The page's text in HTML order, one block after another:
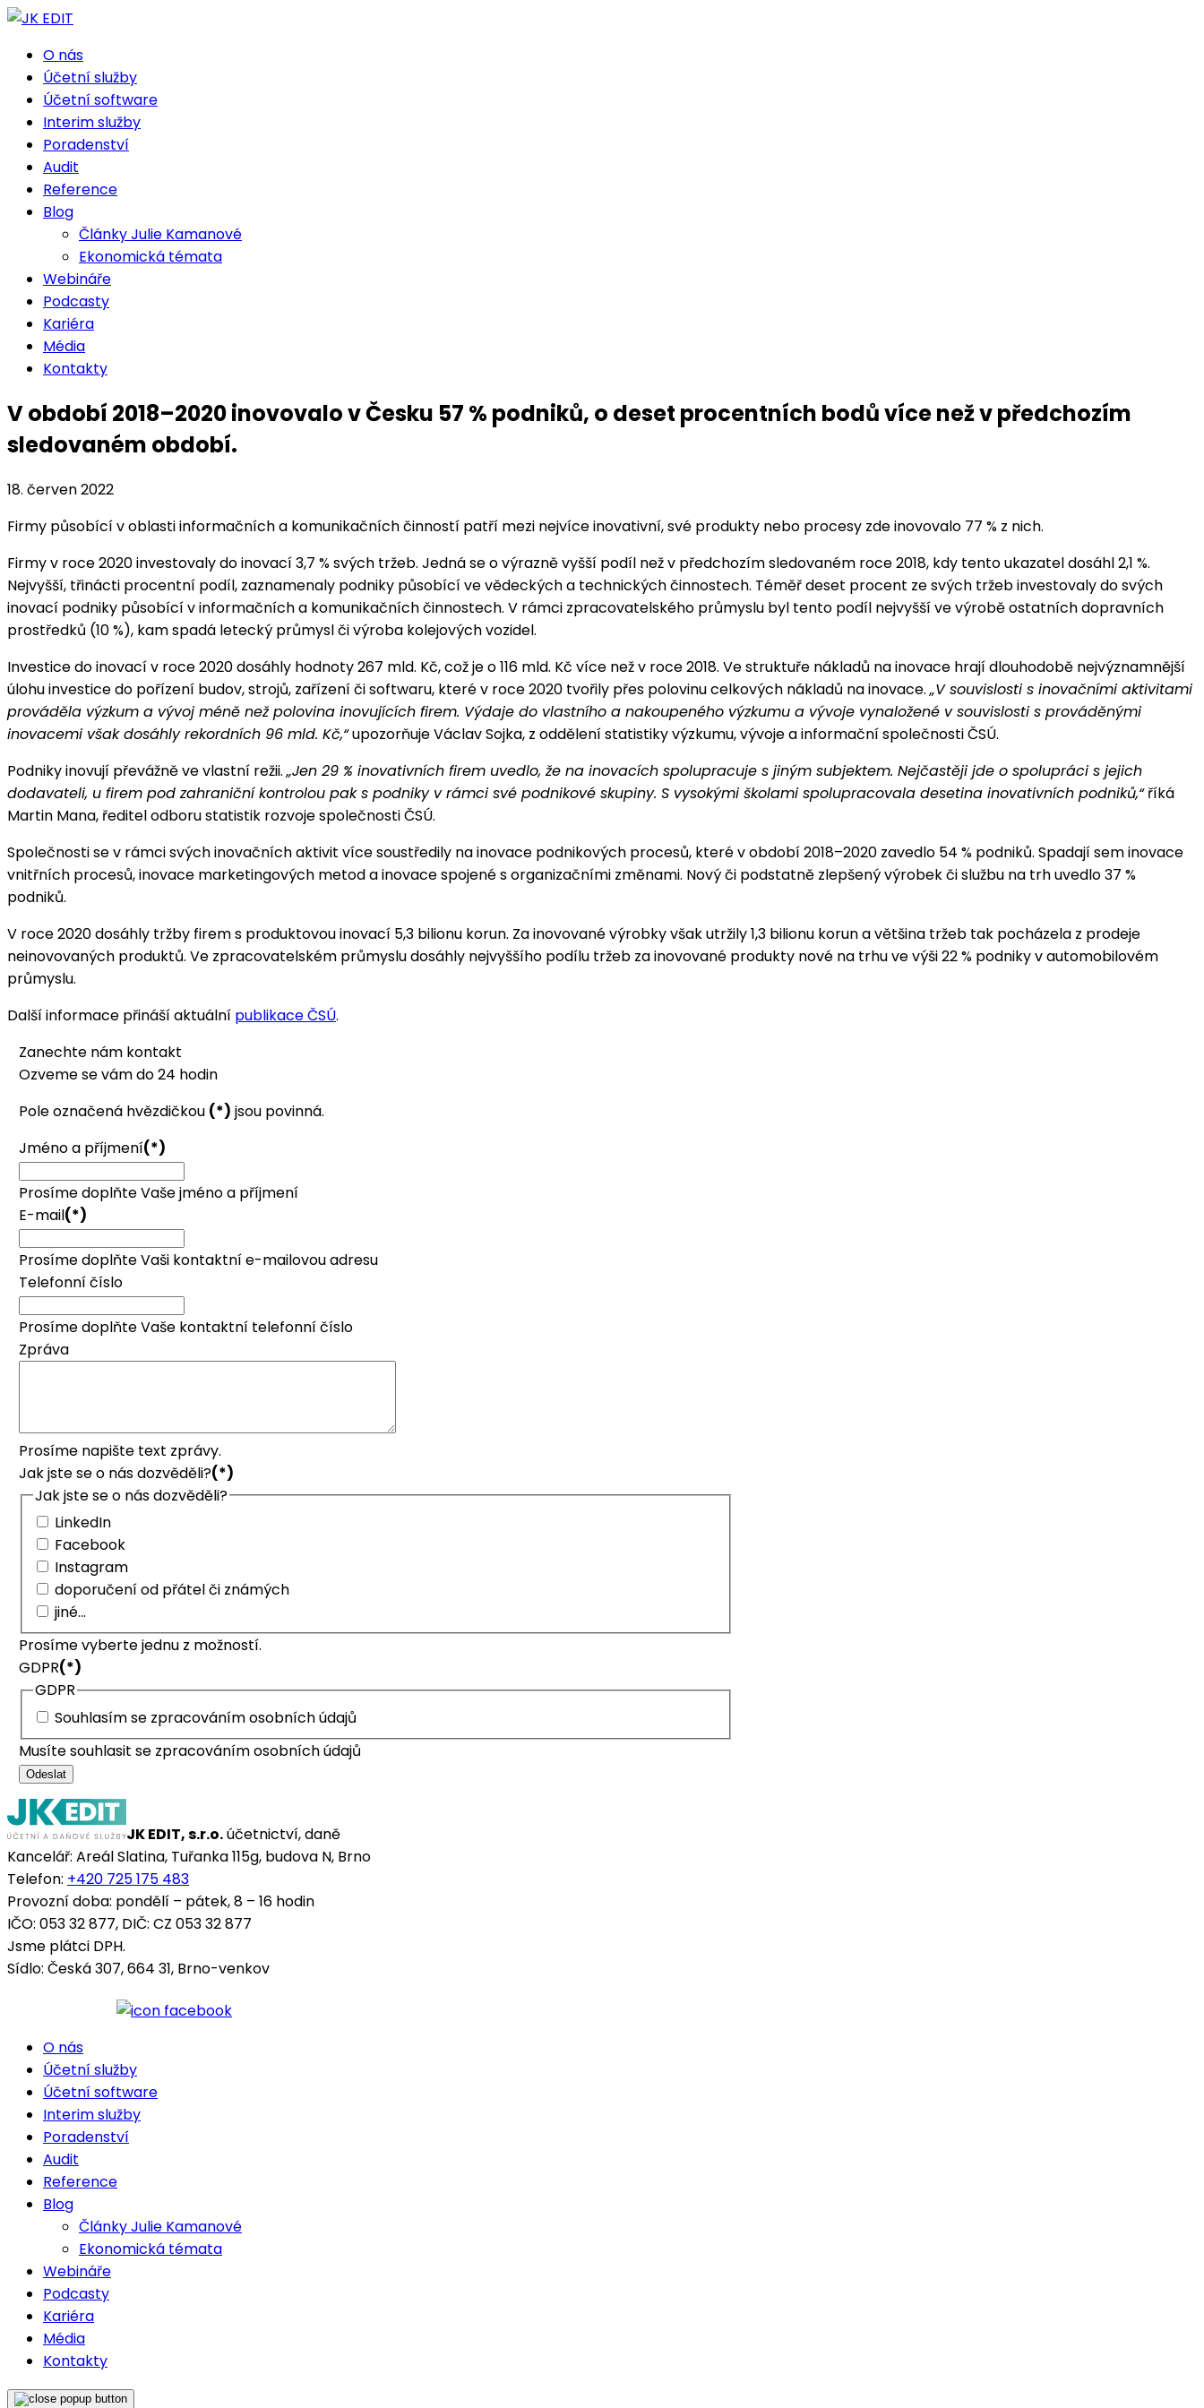
O nás
Účetní služby
Účetní software
Interim služby
Poradenství
Audit
Reference
Blog
Články Julie Kamanové
Ekonomická témata
Webináře
Podcasty
Kariéra
Média
Kontakty
V období 2018–2020 inovovalo v Česku 57 % podniků, o deset procentních bodů více než v předchozím
sledovaném období.
18. červen 2022
Firmy působící v oblasti informačních a komunikačních činností patří mezi nejvíce inovativní, své produkty nebo procesy zde inovovalo 77 % z nich.
Firmy v roce 2020 investovaly do inovací 3,7 % svých tržeb. Jedná se o výrazně vyšší podíl než v předchozím sledovaném roce 2018, kdy tento ukazatel dosáhl 2,1 %.
Nejvyšší, třinácti procentní podíl, zaznamenaly podniky působící ve vědeckých a technických činnostech. Téměř deset procent ze svých tržeb investovaly do svých
inovací podniky působící v informačních a komunikačních činnostech. V rámci zpracovatelského průmyslu byl tento podíl nejvyšší ve výrobě ostatních dopravních
prostředků (10 %), kam spadá letecký průmysl či výroba kolejových vozidel.
Investice do inovací v roce 2020 dosáhly hodnoty 267 mld. Kč, což je o 116 mld. Kč více než v roce 2018. Ve struktuře nákladů na inovace hrají dlouhodobě nejvýznamnější
úlohu investice do pořízení budov, strojů, zařízení či softwaru, které v roce 2020 tvořily přes polovinu celkových nákladů na inovace.„V souvislosti s inovačními aktivitami
prováděla výzkum a vývoj méně než polovina inovujících firem. Výdaje do vlastního a nakoupeného výzkumu a vývoje vynaložené v souvislosti s prováděnými
inovacemi však dosáhly rekordních 96 mld. Kč,“upozorňuje Václav Sojka, z oddělení statistiky výzkumu, vývoje a informační společnosti ČSÚ.
Podniky inovují převážně ve vlastní režii.„Jen 29 % inovativních firem uvedlo, že na inovacích spolupracuje s jiným subjektem. Nejčastěji jde o spolupráci s jejich
dodavateli, u firem pod zahraniční kontrolou pak s podniky v rámci své podnikové skupiny. S vysokými školami spolupracovala desetina inovativních podniků,“říká
Martin Mana, ředitel odboru statistik rozvoje společnosti ČSÚ.
Společnosti se v rámci svých inovačních aktivit více soustředily na inovace podnikových procesů, které v období 2018–2020 zavedlo 54 % podniků. Spadají sem inovace
vnitřních procesů, inovace marketingových metod a inovace spojené s organizačními změnami. Nový či podstatně zlepšený výrobek či službu na trh uvedlo 37 %
podniků.
V roce 2020 dosáhly tržby firem s produktovou inovací 5,3 bilionu korun. Za inovované výrobky však utržily 1,3 bilionu korun a většina tržeb tak pocházela z prodeje
neinovovaných produktů. Ve zpracovatelském průmyslu dosáhly nejvyššího podílu tržeb za inovované produkty nové na trhu ve výši 22 % podniky v automobilovém
průmyslu.
Další informace přináší aktuální publikace ČSÚ.
Zanechte nám kontakt
Ozveme se vám do 24 hodin
Pole označená hvězdičkou (*) jsou povinná.
Jméno a příjmení(*)
Prosíme doplňte Vaše jméno a příjmení
E-mail(*)
Prosíme doplňte Vaši kontaktní e-mailovou adresu
Telefonní číslo
Prosíme doplňte Vaše kontaktní telefonní číslo
Zpráva
Prosíme napište text zprávy.
Jak jste se o nás dozvěděli?(*)
Jak jste se o nás dozvěděli?
LinkedIn
Facebook
Instagram
doporučení od přátel či známých
jiné...
Prosíme vyberte jednu z možností.
GDPR(*)
GDPR
Souhlasím se zpracováním osobních údajů
Musíte souhlasit se zpracováním osobních údajů
Odeslat
JK EDIT, s.r.o.účetnictví, daně
Kancelář: Areál Slatina, Tuřanka 115g, budova N, Brno
Telefon: +420 725 175 483
Provozní doba: pondělí – pátek, 8 – 16 hodin
IČO: 053 32 877, DIČ: CZ 053 32 877
Jsme plátci DPH.
Sídlo: Česká 307, 664 31, Brno-venkov
O nás
Účetní služby
Účetní software
Interim služby
Poradenství
Audit
Reference
Blog
Články Julie Kamanové
Ekonomická témata
Webináře
Podcasty
Kariéra
Média
Kontakty